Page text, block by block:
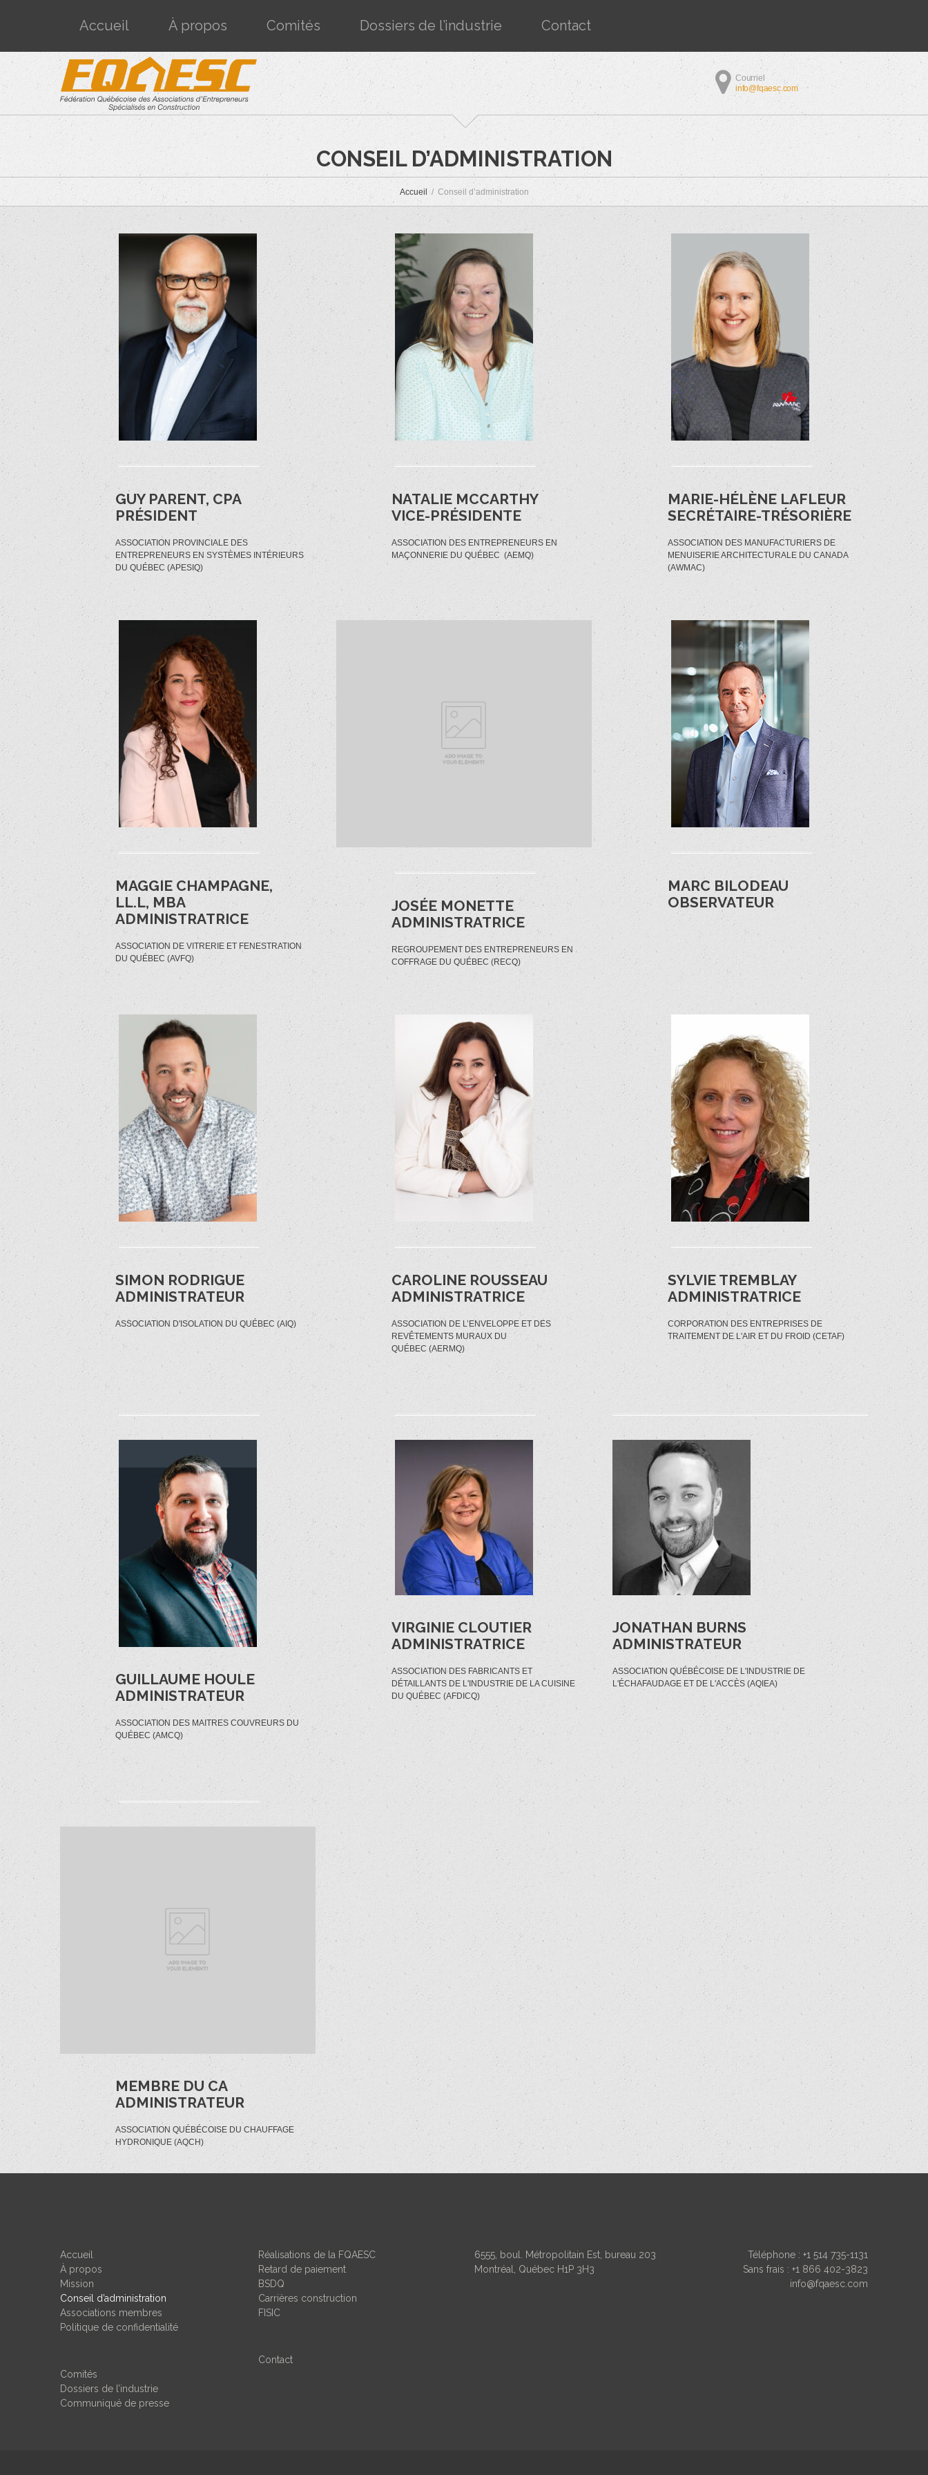
Accueil À propos Comités Dossiers de l’industrie Contact
Courriel
info@fqaesc.com
CONSEIL D’ADMINISTRATION
Accueil Conseil d’administration
GUY PARENT, CPA
PRÉSIDENT
ASSOCIATION PROVINCIALE DES
ENTREPRENEURS EN SYSTÈMES INTÉRIEURS
DU QUÉBEC (APESIQ)
NATALIE MCCARTHY
VICE-PRÉSIDENTE
ASSOCIATION DES ENTREPRENEURS EN
MAÇONNERIE DU QUÉBEC (AEMQ)
MARIE-HÉLÈNE LAFLEUR
SECRÉTAIRE-TRÉSORIÈRE
ASSOCIATION DES MANUFACTURIERS DE
MENUISERIE ARCHITECTURALE DU CANADA
(AWMAC)
MAGGIE CHAMPAGNE,
LL.L, MBA
ADMINISTRATRICE
ASSOCIATION DE VITRERIE ET FENESTRATION
DU QUÉBEC (AVFQ)
JOSÉE MONETTE
ADMINISTRATRICE
REGROUPEMENT DES ENTREPRENEURS EN
COFFRAGE DU QUÉBEC (RECQ)
MARC BILODEAU
OBSERVATEUR
SIMON RODRIGUE
ADMINISTRATEUR
ASSOCIATION D'ISOLATION DU QUÉBEC (AIQ)
CAROLINE ROUSSEAU
ADMINISTRATRICE
ASSOCIATION DE L’ENVELOPPE ET DES
REVÊTEMENTS MURAUX DU
QUÉBEC (AERMQ)
SYLVIE TREMBLAY
ADMINISTRATRICE
CORPORATION DES ENTREPRISES DE
TRAITEMENT DE L'AIR ET DU FROID (CETAF)
GUILLAUME HOULE
ADMINISTRATEUR
ASSOCIATION DES MAITRES COUVREURS DU
QUÉBEC (AMCQ)
VIRGINIE CLOUTIER
ADMINISTRATRICE
ASSOCIATION DES FABRICANTS ET
DÉTAILLANTS DE L'INDUSTRIE DE LA CUISINE
DU QUÉBEC (AFDICQ)
JONATHAN BURNS
ADMINISTRATEUR
ASSOCIATION QUÉBÉCOISE DE L'INDUSTRIE DE
L'ÉCHAFAUDAGE ET DE L'ACCÈS (AQIEA)
MEMBRE DU CA
ADMINISTRATEUR
ASSOCIATION QUÉBÉCOISE DU CHAUFFAGE
HYDRONIQUE (AQCH)
Accueil
À propos
Mission
Conseil d’administration
Associations membres
Politique de confidentialité
Comités
Dossiers de l’industrie
Communiqué de presse
Réalisations de la FQAESC
Retard de paiement
BSDQ
Carrières construction
FISIC
Contact
6555, boul. Métropolitain Est, bureau 203
Montréal, Québec H1P 3H3
Téléphone : +1 514 735-1131
Sans frais : +1 866 402-3823
info@fqaesc.com